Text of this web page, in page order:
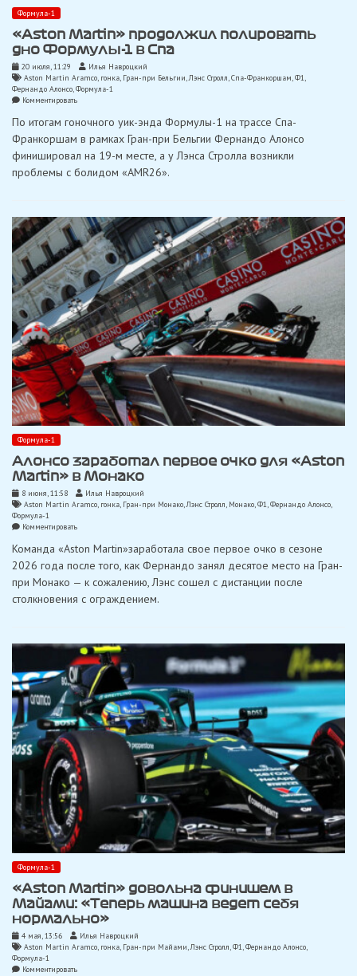
Формула-1
«Aston Martin» продолжил полировать
дно Формулы-1 в Спа
20 июля, 11:29
Илья Навроцкий
Aston Martin Aramco, гонка, Гран-при Бельгии,Лэнс Стролл,Спа-Франкоршам,Ф1
Фернандо Алонсо,Формула-1
Комментироватьon
Martin»
полировать
дно
Формулы-1
в
По итогам гоночного уик-энда Формулы-1 на трассе Спа-
Франкоршам в рамках Гран-при Бельгии Фернандо Алонсо
финишировал на 19-м месте, а у Лэнса Стролла возникли
проблемы с болидом «AMR26».
Формула-1
Алонсо заработал первое очко для «Aston
Martin» в Монако
8 июня, 11:58
Илья Навроцкий
Aston Martin Aramco, гонка, Гран-при Монако,Лэнс Стролл, Монако,Ф1,Фернандо Алонсо
Формула-1
Комментироватьon
заработал
очко
для
Martin»
Команда «Aston Martin»заработала свое первое очко в сезоне
2026 года после того, как Фернандо занял десятое место на Гран-
при Монако — к сожалению, Лэнс сошел с дистанции после
столкновения с ограждением.
Формула-1
«Aston Martin» довольна финишем в
Майами: «Теперь машина ведет себя
нормально»
4 мая, 13:56
Илья Навроцкий
Aston Martin Aramco, гонка, Гран-при Майами,Лэнс Стролл,Ф1,Фернандо Алонсо
Формула-1
Комментироватьon